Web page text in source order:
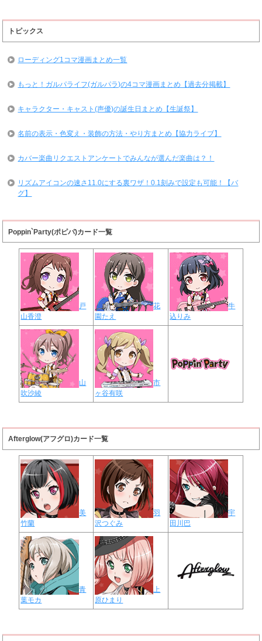
トピックス
ローディング1コマ漫画まとめ一覧
もっと！ガルパライフ(ガルパラ)の4コマ漫画まとめ【過去分掲載】
キャラクター・キャスト(声優)の誕生日まとめ【生誕祭】
名前の表示・色変え・装飾の方法・やり方まとめ【協力ライブ】
カバー楽曲リクエストアンケートでみんなが選んだ楽曲は？！
リズムアイコンの速さ11.0にする裏ワザ！0.1刻みで設定も可能！【バ
グ】
Poppin`Party(ポピパ)カード一覧
戸
山香澄
花
園たえ
牛
込りみ
山
吹沙綾
市
ヶ谷有咲
Afterglow(アフグロ)カード一覧
美
竹蘭
羽
沢つぐみ
宇
田川巴
青
葉モカ
上
原ひまり